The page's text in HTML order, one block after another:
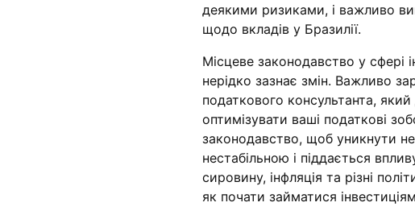
деякими ризиками, і важливо
щодо вкладів у Бразилії.
Місцеве законодавство у
нерідко зазнає змін. Важливо
податкового консультанта,
оптимізувати ваші податкові
законодавство, щоб уникнути
нестабільною і піддається
сировину, інфляція та різні
як почати займатися